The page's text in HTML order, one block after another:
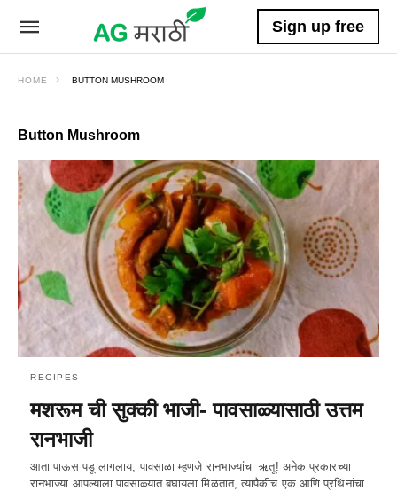
Sign up free
HOME BUTTON MUSHROOM
Button Mushroom
RECIPES
मशरूम ची सुक्की भाजी- पावसाळ्यासाठी उत्तम
रानभाजी
आता पाऊस पडू लागलाय, पावसाळा म्हणजे रानभाज्यांचा ऋतू! अनेक प्रकारच्या
रानभाज्या आपल्याला पावसाळ्यात बघायला मिळतात, त्यापैकीच एक आणि प्रथिनांचा